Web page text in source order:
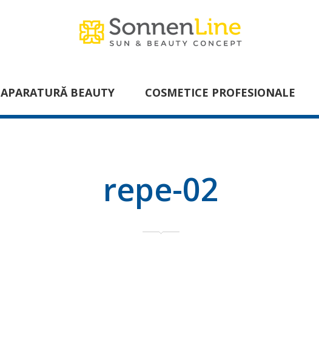
APARATURĂ BEAUTY COSMETICE PROFESIONALE
repe-02